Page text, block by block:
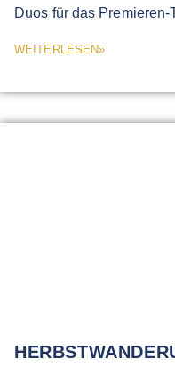
Duos für das
WEITERLESEN»